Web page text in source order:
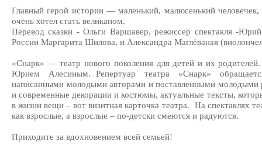
Главный герой истории — маленький, малюсенький
очень хотел стать великаном.
Перевод сказки - Ольги Варшавер, режиссер спектакля -
России Маргарита Шилова, и Александра Маглёваная
«Снарк» — театр нового поколения для детей и их
Юрием Алесиным. Репертуар театра «Снарк»
написанными молодыми авторами и поставленными молодыми
и современные декорации и костюмы, актуальные тексты,
в жизни вещи – вот визитная карточка театра. На спектаклях
как взрослые, а взрослые – по-детски смеются и радуются.
Приходите за вдохновением всей семьей!